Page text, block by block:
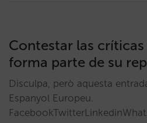
Contestar las
forma parte de su
Disculpa, però aquesta
Espanyol Europeu.